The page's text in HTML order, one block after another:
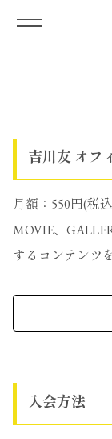
吉川友 オフ
月額：550円(税
MOVIE、
するコンテンツ
入会方法